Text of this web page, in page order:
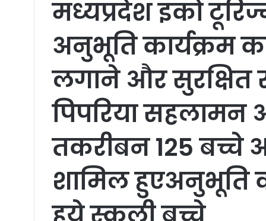
मध्यप्रदेश इको
अनुभूति कार्यक्रम
लगाने और
पिपरिया
तकरीबन 125 बच्चे
शामिल हुएअनुभूति